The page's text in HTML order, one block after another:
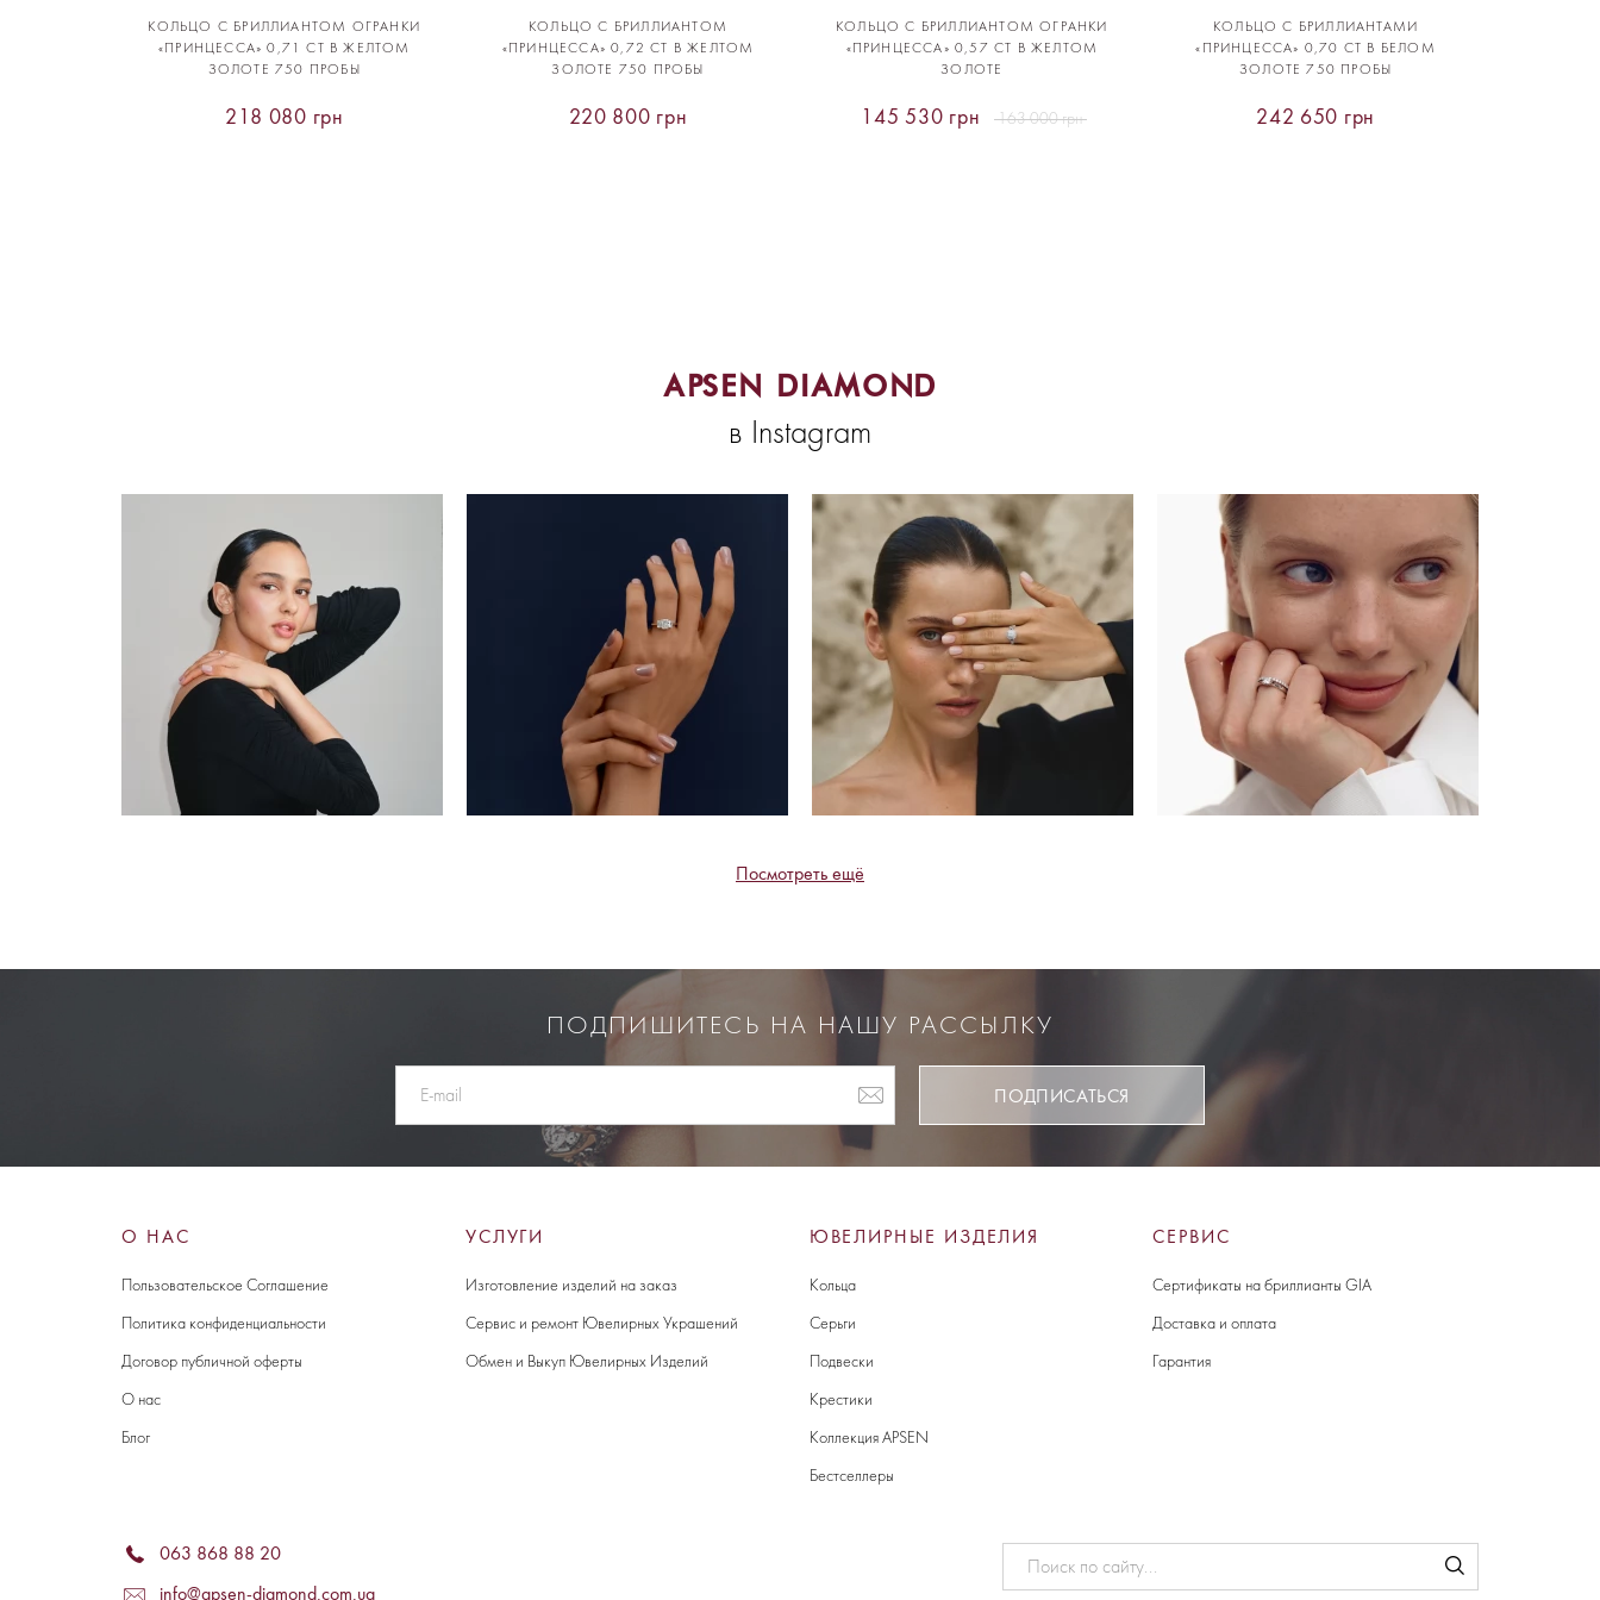
КОЛЬЦО С БРИЛЛИАНТОМ ОГРАНКИ
«ПРИНЦЕССА» 0,71 CT В ЖЕЛТОМ
ЗОЛОТЕ 750 ПРОБЫ
218 080 грн
КОЛЬЦО С БРИЛЛИАНТОМ
«ПРИНЦЕССА» 0,72 CT В ЖЕЛТОМ
ЗОЛОТЕ 750 ПРОБЫ
220 800 грн
КОЛЬЦО С БРИЛЛИАНТОМ ОГРАНКИ
«ПРИНЦЕССА» 0,57 CT В ЖЕЛТОМ
ЗОЛОТЕ
145 530 грн 163 000 грн
КОЛЬЦО С БРИЛЛИАНТАМИ
«ПРИНЦЕССА» 0,70 CT В БЕЛОМ
ЗОЛОТЕ 750 ПРОБЫ
242 650 грн
APSEN DIAMOND
в Instagram
Посмотреть ещё
ПОДПИШИТЕСЬ НА НАШУ РАССЫЛКУ
ПОДПИСАТЬСЯ
О НАС
Пользовательское Соглашение
Политика конфиденциальности
Договор публичной оферты
О нас
Блог
УСЛУГИ
Изготовление изделий на заказ
Сервис и ремонт Ювелирных Украшений
Обмен и Выкуп Ювелирных Изделий
ЮВЕЛИРНЫЕ ИЗДЕЛИЯ
Кольца
Серьги
Подвески
Крестики
Коллекция APSEN
Бестселлеры
СЕРВИС
Сертификаты на бриллианты GIA
Доставка и оплата
Гарантия
063 868 88 20
info@apsen-diamond.com.ua